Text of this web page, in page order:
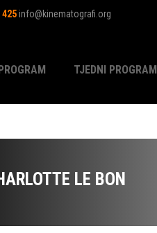
info@kinematografi.org
TJEDNI PROGRAM
LE BON